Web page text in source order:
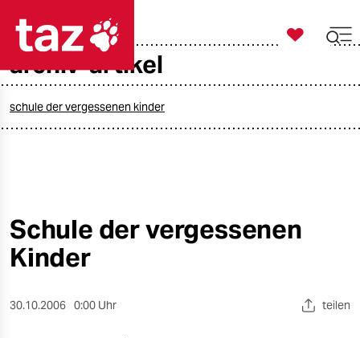
taz zahl ich
öko
gesellschaft

taz zahl ich
archiv-artikel
schule der vergessenen kinder
Schule der vergessenen
Kinder
30.10.2006 0:00 Uhr teilen